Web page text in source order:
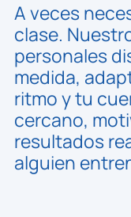
A veces
clase.
personales
medida,
ritmo y tu
cercano,
resultados
alguien